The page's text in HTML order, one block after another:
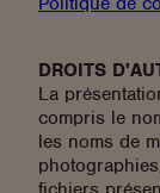
DROITS
La
compris le
les noms de